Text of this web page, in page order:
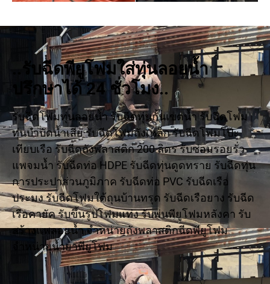
..รับฉีดพียูโฟมใส่ทุ่นลอยน้ำ
ปรึกษาได้ 24 ชั่วโมง..
รับฉีดโฟมทุ่นลอยน้ำ รับฉีดทุ่นกั้นเขตน้ำ รับฉีดโฟม
ทุ่นบำบัดน้ำเสีย รับฉีดโฟมถังเหล็ก รับฉีดโฟมโป๊ะ
เทียบเรือ รับฉีดถังพลาสติก 200 ลิตร รับซ่อมรอยรั่ว
แพจมน้ำ รับฉีดท่อ HDPE รับฉีดทุ่นดูดทราย รับฉีดทุ่น
การประปาส่วนภูมิภาค รับฉีดท่อ PVC รับฉีดเรือ
ประมง รับฉีดโฟมใต้ถุนบ้านทรุด รับฉีดเรือยาง รับฉีด
เรือคายัค รับขึ้นรูปโฟมแท่ง รับพ่นพียูโฟมหลังคา รับ
สร้างแพลอยน้ำ จำหน่ายถังพลาสติกฉีดพียูโฟม
จำหน่ายน้ำยาพียูโฟม